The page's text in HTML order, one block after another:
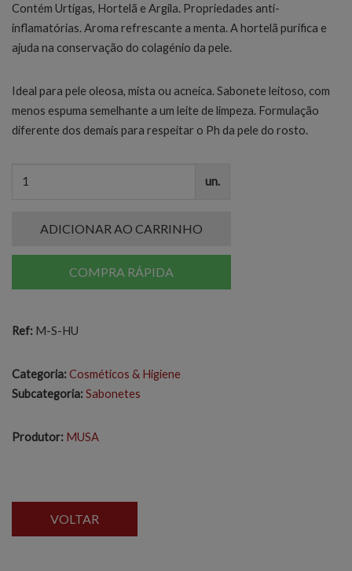
Contém Urtigas, Hortelã e Argila. Propriedades anti-
inflamatórias. Aroma refrescante a menta. A hortelã purifica e
ajuda na conservação do colagénio da pele.
Ideal para pele oleosa, mista ou acneica. Sabonete leitoso, com
menos espuma semelhante a um leite de limpeza. Formulação
diferente dos demais para respeitar o Ph da pele do rosto.
un.
ADICIONAR AO CARRINHO
COMPRA RÁPIDA
Ref: M-S-HU
Categoria:Cosméticos & Higiene
Subcategoria:Sabonetes
Produtor: MUSA
VOLTAR